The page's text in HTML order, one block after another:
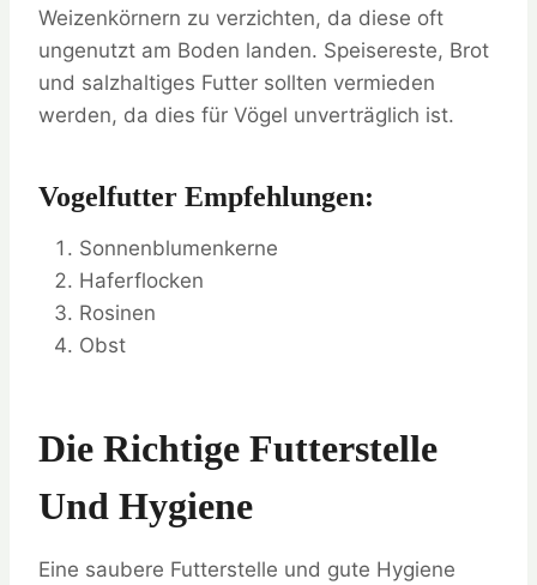
Weizenkörnern zu verzichten, da diese oft
ungenutzt am Boden landen. Speisereste, Brot
und salzhaltiges Futter sollten vermieden
werden, da dies für Vögel unverträglich ist.
Vogelfutter Empfehlungen:
Sonnenblumenkerne
Haferflocken
Rosinen
Obst
Die Richtige Futterstelle
Und Hygiene
Eine saubere Futterstelle und gute Hygiene